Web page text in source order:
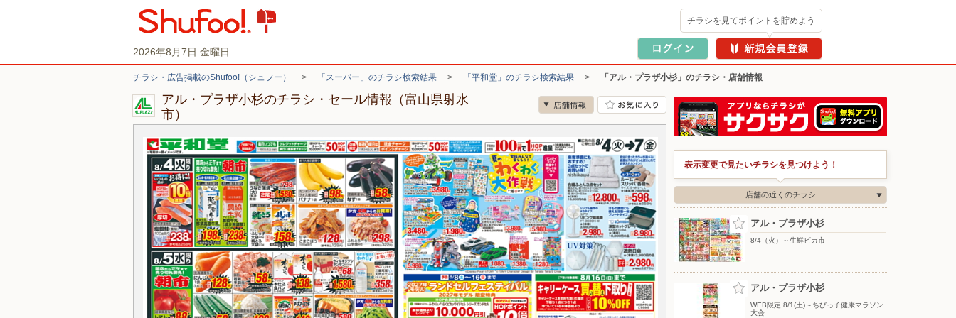
2026年8月7日 金曜日
チラシを見てポイントを貯めよう
チラシ・広告掲載のShufoo!（シュフー） > 「スーパー」のチラシ検索結果 > 「平和堂」のチラシ検索結果 > 「アル・プラザ小杉」のチラシ・店舗情報
アル・プラザ小杉のチラシ・セール情報（富山県射水
市）
表示変更で見たいチラシを見つけよう！
店舗の近くのチラシ
アル・プラザ小杉
8/4（火）～生鮮ピカ市
アル・プラザ小杉
WEB限定 8/1(土)～ちびっ子健康マラソン
大会